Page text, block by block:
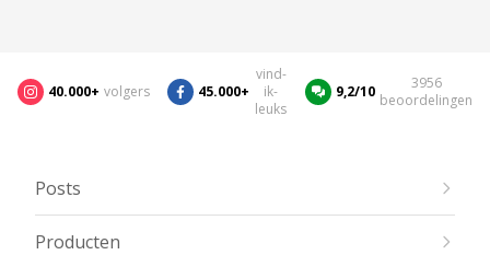
40.000+ volgers 45.000+
vind-
ik-
leuks
9,2/10
3956
beoordelingen
Posts
Producten